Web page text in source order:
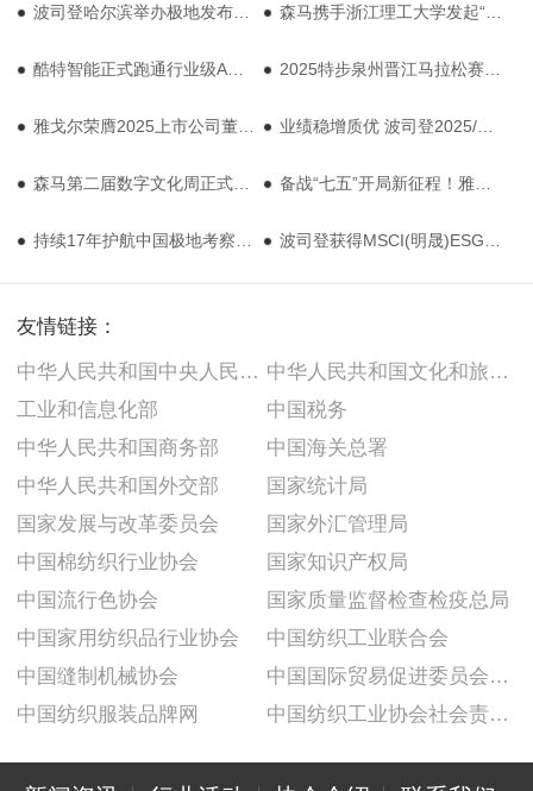
波司登哈尔滨举办极地发布会，极寒系列助力中国南北极考察 森马携手浙江理工大学发起“一日店员”活动，与青年共创新常服理念
酷特智能正式跑通行业级AGI，让中国制造“酷”起来 2025特步泉州晋江马拉松赛鸣枪，特步“跑步生态圈”再升级
雅戈尔荣膺2025上市公司董事会及可持续发展双项最佳实践案例 业绩稳增质优 波司登2025/26上半年财报彰显领军发展韧性
森马第二届数字文化周正式启动 备战“七五”开局新征程！雅戈尔时尚股份2025年第三季度营销大会召开
持续17年护航中国极地考察事业，探路者“极寒装备耐候测试中心”正式启动 波司登获得MSCI(明晟)ESG最高级认定
友情链接：
中华人民共和国中央人民政府
工业和信息化部
中华人民共和国商务部
中华人民共和国外交部
国家发展与改革委员会
中华人民共和国文化和旅游部
中国税务
中国海关总署
国家统计局
国家外汇管理局
中国棉纺织行业协会
中国流行色协会
中国家用纺织品行业协会
中国缝制机械协会
中国纺织服装品牌网
国家知识产权局
国家质量监督检查检疫总局
中国纺织工业联合会
中国国际贸易促进委员会纺织行业分会
中国纺织工业协会社会责任建设推广委员会